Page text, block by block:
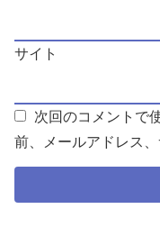
サイト
次回のコメントで
前、メールアドレス、